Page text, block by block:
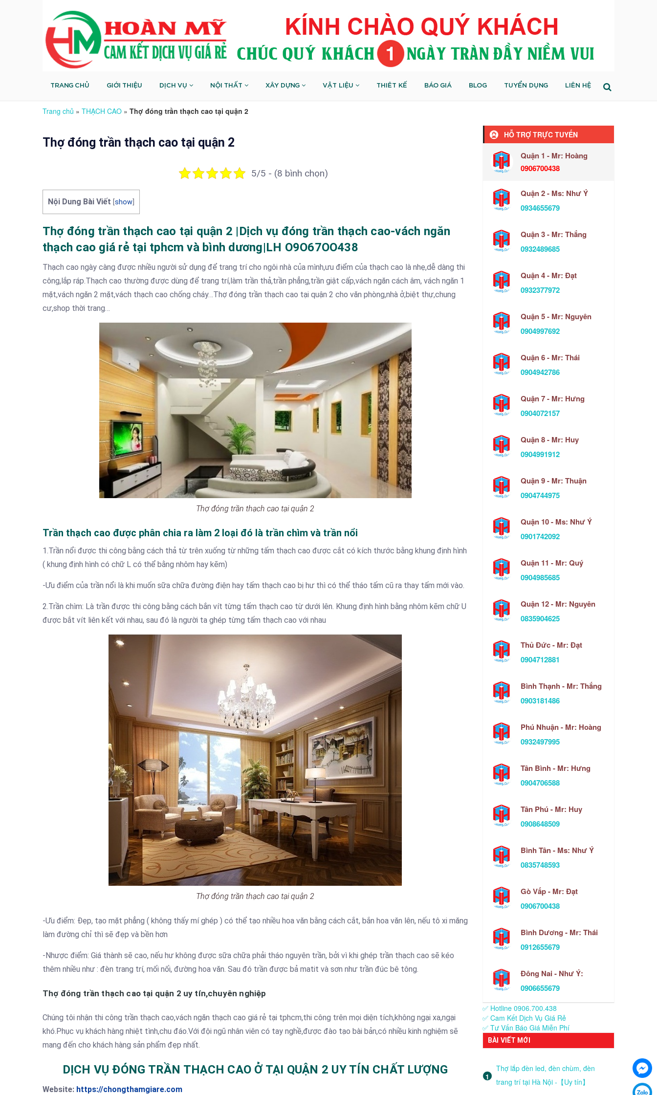
TRANG CHỦ GIỚI THIỆU DỊCH VỤ NỘI THẤT XÂY DỰNG VẬT LIỆU THIÊT KẾ BÁO GIÁ BLOG TUYỂN DỤNG LIÊN HỆ
Trang chủ » THẠCH CAO » Thợ đóng trần thạch cao tại quận 2
Thợ đóng trần thạch cao tại quận 2
5/5 - (8 bình chọn)
Nội Dung Bài Viết show
Thợ đóng trần thạch cao tại quận 2 |Dịch vụ đóng trần thạch cao-vách ngăn
thạch cao giá rẻ tại tphcm và bình dương|LH O9O67OO438
Thạch cao ngày càng được nhiều người sử dụng để trang trí cho ngôi nhà của mình,ưu điểm của thạch cao là nhẹ,dễ dàng thi
công,lắp ráp.Thạch cao thường được dùng để trang trí,làm trần thả,trần phẳng,trần giật cấp,vách ngăn cách âm, vách ngăn 1
mặt,vách ngăn 2 mặt,vách thạch cao chống cháy…Thợ đóng trần thạch cao tại quận 2 cho văn phòng,nhà ở,biệt thự,chung
cư,shop thời trang…
Thợ đóng trần thạch cao tại quận 2
Trần thạch cao được phân chia ra làm 2 loại đó là trần chìm và trần nổi
1.Trần nổi được thi công bằng cách thả từ trên xuống từ những tấm thạch cao được cắt có kích thước bằng khung định hình
( khung định hình có chữ L có thể bằng nhôm hay kẽm)
-Ưu điểm của trần nổi là khi muốn sữa chữa đường điện hay tấm thạch cao bị hư thì có thể tháo tấm cũ ra thay tấm mới vào.
2.Trần chìm: Là trần được thi công bằng cách bắn vít từng tấm thạch cao từ dưới lên. Khung định hình bằng nhôm kẽm chữ U
được bắt vít liên kết với nhau, sau đó là người ta ghép từng tấm thạch cao với nhau
Thợ đóng trần thạch cao tại quận 2
-Ưu điểm: Đẹp, tạo mặt phẳng ( không thấy mí ghép ) có thể tạo nhiều hoa văn bằng cách cắt, bắn hoa văn lên, nếu tô xi măng
làm đường chỉ thì sẽ đẹp và bền hơn
-Nhược điểm: Giá thành sẽ cao, nếu hư không được sữa chữa phải tháo nguyên trần, bởi vì khi ghép trần thạch cao sẽ kéo
thêm nhiều như : đèn trang trí, mối nối, đường hoa văn. Sau đó trần được bả matit và sơn như trần đúc bê tông.
Thợ đóng trần thạch cao tại quận 2 uy tín,chuyên nghiệp
Chúng tôi nhận thi công trần thạch cao,vách ngăn thạch cao giá rẻ tại tphcm,thi công trên mọi diện tích,không ngại xa,ngại
khó.Phục vụ khách hàng nhiệt tình,chu đáo.Với đội ngũ nhân viên có tay nghề,được đào tạo bài bản,có nhiều kinh nghiệm sẽ
mang đến cho khách hàng sản phẩm đẹp nhất.
DỊCH VỤ ĐÓNG TRẦN THẠCH CAO Ở TẠI QUẬN 2 UY TÍN CHẤT LƯỢNG
Website: https://chongthamgiare.com
HỖ TRỢ TRỰC TUYẾN
Quận 1 - Mr: Hoàng
0906700438
Quận 2 - Ms: Như Ý
0934655679
Quận 3 - Mr: Thắng
0932489685
Quận 4 - Mr: Đạt
0932377972
Quận 5 - Mr: Nguyên
0904997692
Quận 6 - Mr: Thái
0904942786
Quận 7 - Mr: Hưng
0904072157
Quận 8 - Mr: Huy
0904991912
Quận 9 - Mr: Thuận
0904744975
Quận 10 - Ms: Như Ý
0901742092
Quận 11 - Mr: Quý
0904985685
Quận 12 - Mr: Nguyên
0835904625
Thủ Đức - Mr: Đạt
0904712881
Bình Thạnh - Mr: Thắng
0903181486
Phú Nhuận - Mr: Hoàng
0932497995
Tân Bình - Mr: Hưng
0904706588
Tân Phú - Mr: Huy
0908648509
Bình Tân - Ms: Như Ý
0835748593
Gò Vấp - Mr: Đạt
0906700438
Bình Dương - Mr: Thái
0912655679
Đông Nai - Như Ý:
0906655679
✅ Hotline 0906.700.438
✅ Cam Kết Dịch Vụ Giá Rẻ
✅ Tư Vấn Báo Giá Miễn Phí
BÀI VIẾT MỚI
Thợ lắp đèn led, đèn chùm, đèn
trang trí tại Hà Nội -【Uy tín】